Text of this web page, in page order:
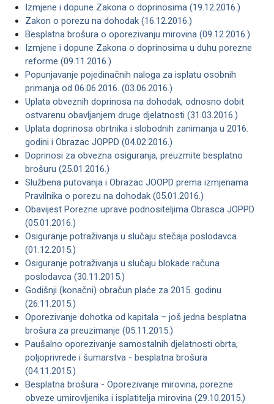
Izmjene i dopune Zakona o doprinosima (19.12.2016.)
Zakon o porezu na dohodak (16.12.2016.)
Besplatna brošura o oporezivanju mirovina (09.12.2016.)
Izmjene i dopune Zakona o doprinosima u duhu porezne
reforme (09.11.2016.)
Popunjavanje pojedinačnih naloga za isplatu osobnih
primanja od 06.06.2016. (03.06.2016.)
Uplata obveznih doprinosa na dohodak, odnosno dobit
ostvarenu obavljanjem druge djelatnosti (31.03.2016.)
Uplata doprinosa obrtnika i slobodnih zanimanja u 2016.
godini i Obrazac JOPPD (04.02.2016.)
Doprinosi za obvezna osiguranja, preuzmite besplatno
brošuru (25.01.2016.)
Službena putovanja i Obrazac JOOPD prema izmjenama
Pravilnika o porezu na dohodak (05.01.2016.)
Obavijest Porezne uprave podnositeljima Obrasca JOPPD
(05.01.2016.)
Osiguranje potraživanja u slučaju stečaja poslodavca
(01.12.2015.)
Osiguranje potraživanja u slučaju blokade računa
poslodavca (30.11.2015.)
Godišnji (konačni) obračun plaće za 2015. godinu
(26.11.2015.)
Oporezivanje dohotka od kapitala – još jedna besplatna
brošura za preuzimanje (05.11.2015.)
Paušalno oporezivanje samostalnih djelatnosti obrta,
poljoprivrede i šumarstva - besplatna brošura
(04.11.2015.)
Besplatna brošura - Oporezivanje mirovina, porezne
obveze umirovljenika i isplatitelja mirovina (29.10.2015.)